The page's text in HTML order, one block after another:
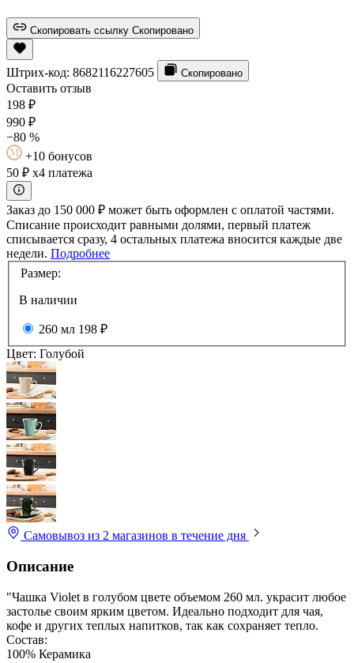
Скопировать ссылку Скопировано
Штрих-код: 8682116227605 Скопировано
Оставить отзыв
198 ₽
990 ₽
−80 %
+10 бонусов
50 ₽ x4 платежа
Заказ до 150 000 ₽ может быть оформлен с оплатой частями.
Списание происходит равными долями, первый платеж
списывается сразу, 4 остальных платежа вносится каждые две
недели. Подробнее
Размер:
В наличии
260 мл 198 ₽
Цвет: Голубой
Самовывоз из 2 магазинов в течение дня
Описание
"Чашка Violet в голубом цвете объемом 260 мл. украсит любое
застолье своим ярким цветом. Идеально подходит для чая,
кофе и других теплых напитков, так как сохраняет тепло.
Состав:
100% Керамика